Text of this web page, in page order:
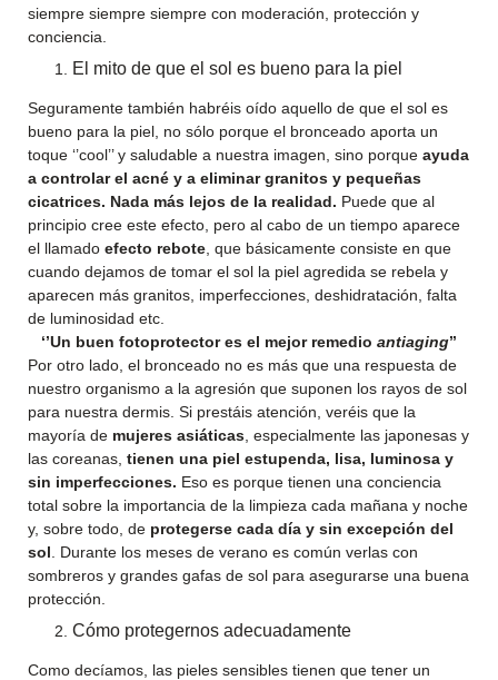
siempre siempre siempre con moderación, protección y
conciencia.
El mito de que el sol es bueno para la piel
Seguramente también habréis oído aquello de que el sol es
bueno para la piel, no sólo porque el bronceado aporta un
toque ‘’cool’’ y saludable a nuestra imagen, sino porque ayuda
a controlar el acné y a eliminar granitos y pequeñas
cicatrices. Nada más lejos de la realidad. Puede que al
principio cree este efecto, pero al cabo de un tiempo aparece
el llamado efecto rebote , que básicamente consiste en que
cuando dejamos de tomar el sol la piel agredida se rebela y
aparecen más granitos, imperfecciones, deshidratación, falta
de luminosidad etc.
‘’Un buen fotoprotector es el mejor remedio antiaging’’
Por otro lado, el bronceado no es más que una respuesta de
nuestro organismo a la agresión que suponen los rayos de sol
para nuestra dermis. Si prestáis atención, veréis que la
mayoría de mujeres asiáticas , especialmente las japonesas y
las coreanas, tienen una piel estupenda, lisa, luminosa y
sin imperfecciones. Eso es porque tienen una conciencia
total sobre la importancia de la limpieza cada mañana y noche
y, sobre todo, de protegerse cada día y sin excepción del
sol . Durante los meses de verano es común verlas con
sombreros y grandes gafas de sol para asegurarse una buena
protección.
Cómo protegernos adecuadamente
Como decíamos, las pieles sensibles tienen que tener un